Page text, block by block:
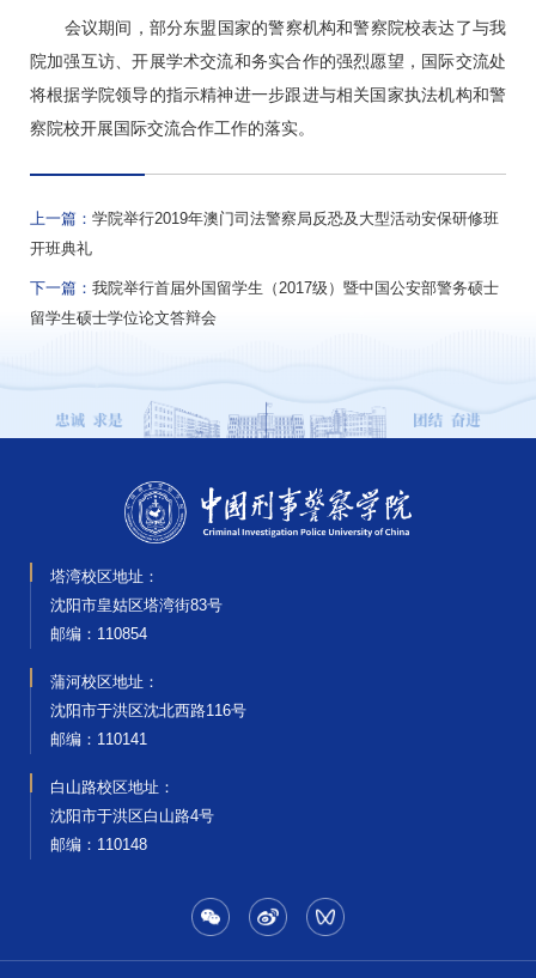
会议期间，部分东盟国家的警察机构和警察院校表达了与我
院加强互访、开展学术交流和务实合作的强烈愿望，国际交流处
将根据学院领导的指示精神进一步跟进与相关国家执法机构和警
察院校开展国际交流合作工作的落实。
上一篇： 学院举行2019年澳门司法警察局反恐及大型活动安保研修班
开班典礼
下一篇： 我院举行首届外国留学生（2017级）暨中国公安部警务硕士
留学生硕士学位论文答辩会
塔湾校区地址：
沈阳市皇姑区塔湾街83号
邮编‌：110854
蒲河校区地址：
沈阳市于洪区沈北西路116号
邮编‌：110141
白山路校区地址：
沈阳市于洪区白山路4号
邮编‌：110148